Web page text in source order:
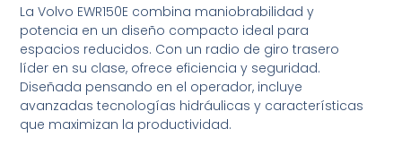
La Volvo EWR150E combina maniobrabilidad y
potencia en un diseño compacto ideal para
espacios reducidos. Con un radio de giro trasero
líder en su clase, ofrece eficiencia y seguridad.
Diseñada pensando en el operador, incluye
avanzadas tecnologías hidráulicas y características
que maximizan la productividad.